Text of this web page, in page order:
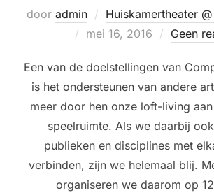
door admin Huiskamertheater
Geplaatst
mei 16, 2016 Geen
Een van de doelstellingen van
is het ondersteunen van andere
meer door hen onze loft-living
speelruimte. Als we daarbij
publieken en disciplines met
verbinden, zijn we helemaal blij.
organiseren we daarom op